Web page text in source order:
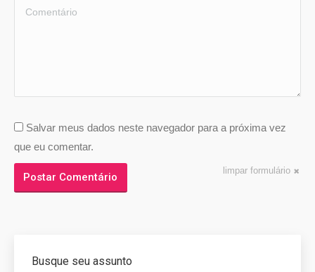
Comentário
Salvar meus dados neste navegador para a próxima vez
que eu comentar.
limpar formulário
Postar Comentário
Busque seu assunto